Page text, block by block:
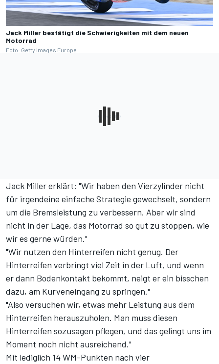
Jack Miller bestätigt die Schwierigkeiten mit dem neuen
Motorrad
Foto: Getty Images Europe
Jack Miller erklärt: "Wir haben den Vierzylinder nicht
für irgendeine einfache Strategie gewechselt, sondern
um die Bremsleistung zu verbessern. Aber wir sind
nicht in der Lage, das Motorrad so gut zu stoppen, wie
wir es gerne würden."
"Wir nutzen den Hinterreifen nicht genug. Der
Hinterreifen verbringt viel Zeit in der Luft, und wenn
er dann Bodenkontakt bekommt, neigt er ein bisschen
dazu, am Kurveneingang zu springen."
"Also versuchen wir, etwas mehr Leistung aus dem
Hinterreifen herauszuholen. Man muss diesen
Hinterreifen sozusagen pflegen, und das gelingt uns im
Moment noch nicht ausreichend."
Mit lediglich 14 WM-Punkten nach vier